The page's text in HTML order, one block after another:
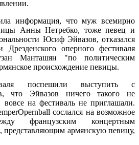
информация, что муж всемирно
Анны Нетребко, тоже певец и
Юсиф Эйвазов, отказался
Дрезденского оперного фестиваля
Манташян "по политическим
происхождение певицы.
поспешили выступить с
что Эйвазов ничего такого не
на фестиваль не приглашали.
сослался на возможное
французским концертным
представляющим армянскую певицу,